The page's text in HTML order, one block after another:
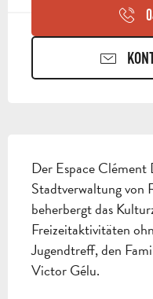
Der Espace Clément
Stadtverwaltung von
beherbergt das
Freizeitaktivitäten
Jugendtreff, den
Victor Gélu.